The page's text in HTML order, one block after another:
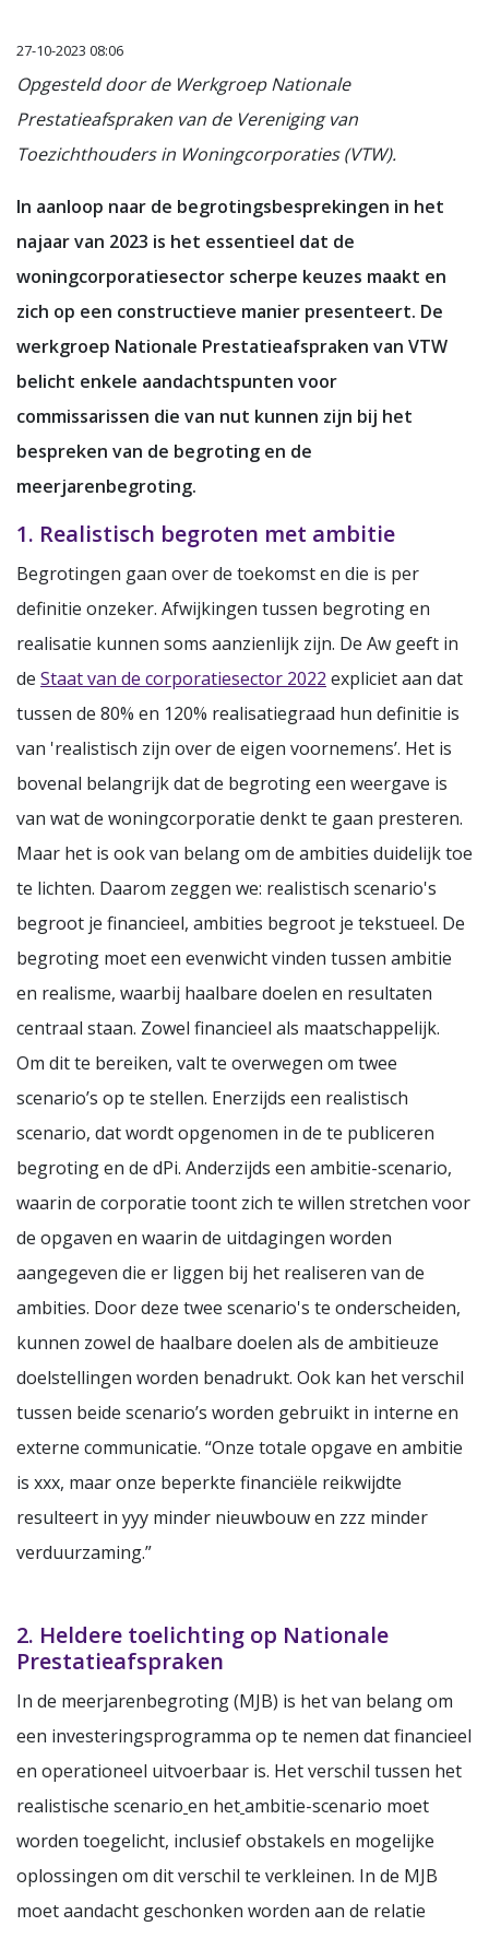
27-10-2023 08:06
Opgesteld door de Werkgroep Nationale
Prestatieafspraken van de Vereniging van
Toezichthouders in Woningcorporaties (VTW).
In aanloop naar de begrotingsbesprekingen in het
najaar van 2023 is het essentieel dat de
woningcorporatiesector scherpe keuzes maakt en
zich op een constructieve manier presenteert. De
werkgroep Nationale Prestatieafspraken van VTW
belicht enkele aandachtspunten voor
commissarissen die van nut kunnen zijn bij het
bespreken van de begroting en de
meerjarenbegroting.
1. Realistisch begroten met ambitie
Begrotingen gaan over de toekomst en die is per
definitie onzeker. Afwijkingen tussen begroting en
realisatie kunnen soms aanzienlijk zijn. De Aw geeft in
de Staat van de corporatiesector 2022 expliciet aan dat
tussen de 80% en 120% realisatiegraad hun definitie is
van 'realistisch zijn over de eigen voornemens’. Het is
bovenal belangrijk dat de begroting een weergave is
van wat de woningcorporatie denkt te gaan presteren.
Maar het is ook van belang om de ambities duidelijk toe
te lichten. Daarom zeggen we: realistisch scenario's
begroot je financieel, ambities begroot je tekstueel. De
begroting moet een evenwicht vinden tussen ambitie
en realisme, waarbij haalbare doelen en resultaten
centraal staan. Zowel financieel als maatschappelijk.
Om dit te bereiken, valt te overwegen om twee
scenario’s op te stellen. Enerzijds een realistisch
scenario, dat wordt opgenomen in de te publiceren
begroting en de dPi. Anderzijds een ambitie-scenario,
waarin de corporatie toont zich te willen stretchen voor
de opgaven en waarin de uitdagingen worden
aangegeven die er liggen bij het realiseren van de
ambities. Door deze twee scenario's te onderscheiden,
kunnen zowel de haalbare doelen als de ambitieuze
doelstellingen worden benadrukt. Ook kan het verschil
tussen beide scenario’s worden gebruikt in interne en
externe communicatie. “Onze totale opgave en ambitie
is xxx, maar onze beperkte financiële reikwijdte
resulteert in yyy minder nieuwbouw en zzz minder
verduurzaming.”
2. Heldere toelichting op Nationale
Prestatieafspraken
In de meerjarenbegroting (MJB) is het van belang om
een investeringsprogramma op te nemen dat financieel
en operationeel uitvoerbaar is. Het verschil tussen het
realistische scenario en hetambitie-scenario moet
worden toegelicht, inclusief obstakels en mogelijke
oplossingen om dit verschil te verkleinen. In de MJB
moet aandacht geschonken worden aan de relatie